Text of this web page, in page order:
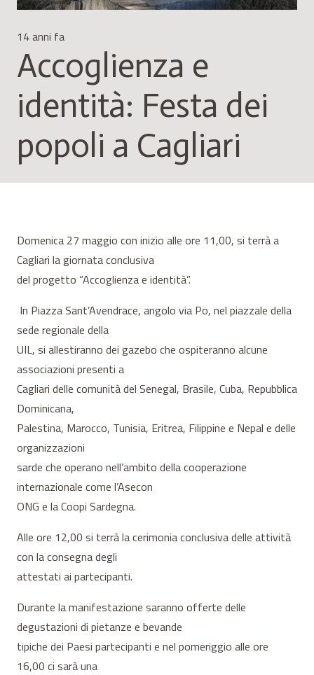
14 anni fa
Accoglienza e
identità: Festa dei
popoli a Cagliari
Domenica 27 maggio con inizio alle ore 11,00, si terrà a
Cagliari la giornata conclusiva
del progetto “Accoglienza e identità”.
In Piazza Sant’Avendrace, angolo via Po, nel piazzale della
sede regionale della
UIL, si allestiranno dei gazebo che ospiteranno alcune
associazioni presenti a
Cagliari delle comunità del Senegal, Brasile, Cuba, Repubblica
Dominicana,
Palestina, Marocco, Tunisia, Eritrea, Filippine e Nepal e delle
organizzazioni
sarde che operano nell’ambito della cooperazione
internazionale come l’Asecon
ONG e la Coopi Sardegna.
Alle ore 12,00 si terrà la cerimonia conclusiva delle attività
con la consegna degli
attestati ai partecipanti.
Durante la manifestazione saranno offerte delle
degustazioni di pietanze e bevande
tipiche dei Paesi partecipanti e nel pomeriggio alle ore
16,00 ci sarà una